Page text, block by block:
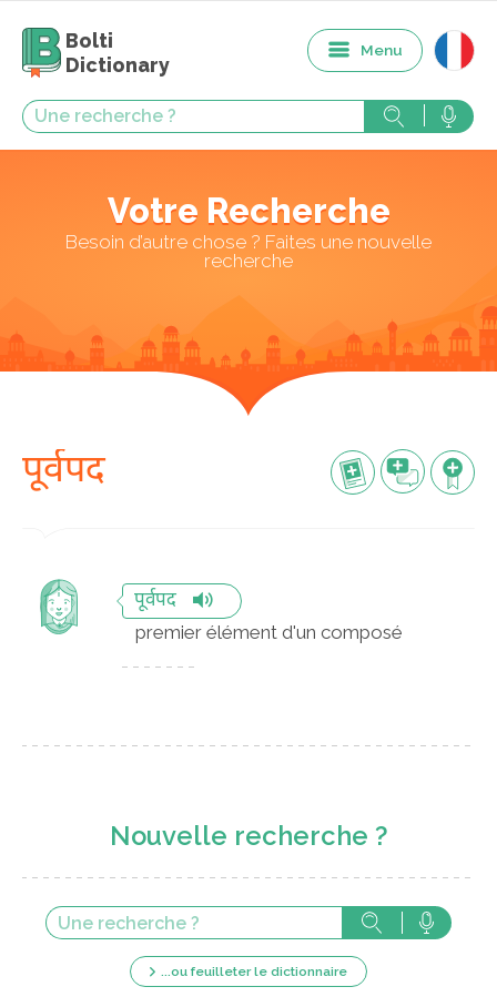
Bolti
Dictionary
Menu
Votre Recherche
Besoin d’autre chose ? Faites une nouvelle
recherche
पूर्वपद
पूर्वपद
premier élément d'un composé
Nouvelle recherche ?
...ou feuilleter le dictionnaire